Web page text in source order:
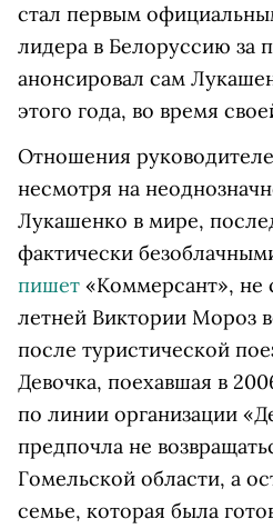
стал первым
лидера в Белоруссию за
анонсировал сам
этого года, во время
Отношения
несмотря на
Лукашенко в мире,
фактически
пишет «Коммерсант», не
летней Виктории Мороз
после туристической
Девочка, поехавшая в
по линии организации
предпочла не
Гомельской области, а
семье, которая была